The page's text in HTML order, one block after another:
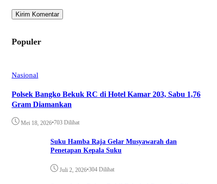
Populer
Nasional
Polsek Bangko Bekuk RC di Hotel Kamar 203, Sabu 1,76
Gram Diamankan
Mei 18, 2026•703 Dilihat
Suku Hamba Raja Gelar Musyawarah dan
Penetapan Kepala Suku
Juli 2, 2026•304 Dilihat